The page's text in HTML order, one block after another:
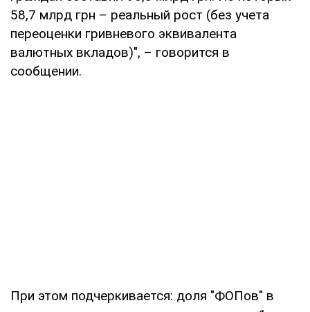
58,7 млрд грн – реальный рост (без учета
переоценки гривневого эквивалента
валютных вкладов)", – говорится в
сообщении.
При этом подчеркивается: доля "ФОПов" в